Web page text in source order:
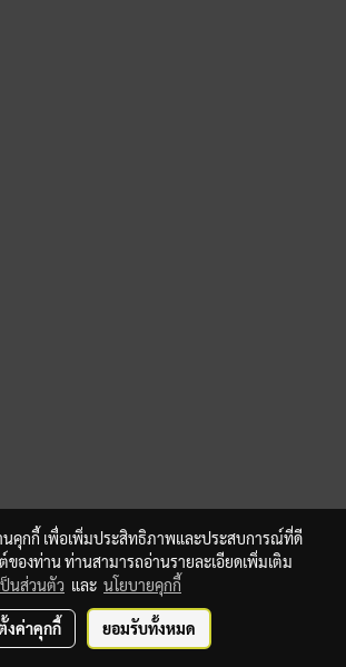
นคุกกี้ เพื่อเพิ่มประสิทธิภาพและประสบการณ์ที่ดี
ต์ของท่าน ท่านสามารถอ่านรายละเอียดเพิ่มเติม
นส่วนตัว และ นโยบายคุกกี้
งค่าคุกกี้ ยอมรับทั้งหมด